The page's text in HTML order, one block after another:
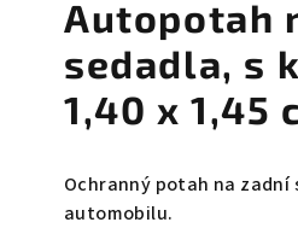
Autopotah
sedadla, s
1,40 x 1,45
Ochranný potah na zadní
automobilu.